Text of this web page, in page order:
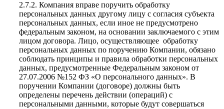
2.7.2. Компания вправе поручить обработку
персональных данных другому лицу с согласия субъекта
персональных данных, если иное не предусмотрено
федеральным законом, на основании заключаемого с этим
лицом договора. Лицо, осуществляющее обработку
персональных данных по поручению Компании, обязано
соблюдать принципы и правила обработки персональных
данных, предусмотренные Федеральным законом от
27.07.2006 №152 ФЗ «О персонального данных». В
поручении Компании (договоре) должны быть
определены перечень действии (операций) с
персональными данными, которые будут совершаться